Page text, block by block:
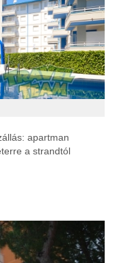
apartman
a strandtól